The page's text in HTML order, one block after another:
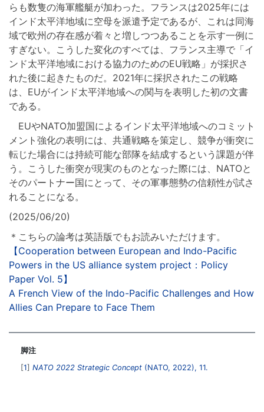
らも数隻の海軍艦艇が加わった。フランスは2025年には
インド太平洋地域に空母を派遣予定であるが、これは同海
域で欧州の存在感が着々と増しつつあることを示す一例に
すぎない。こうした変化のすべては、フランス主導で「イ
ンド太平洋地域における協力のためのEU戦略」が採択さ
れた後に起きたものだ。2021年に採択されたこの戦略
は、EUがインド太平洋地域への関与を表明した初の文書
である。
EUやNATO加盟国によるインド太平洋地域へのコミット
メント強化の表明には、共通戦略を策定し、競争が衝突に
転じた場合には持続可能な部隊を結成するという課題が伴
う。こうした衝突が現実のものとなった際には、NATOと
そのパートナー国にとって、その軍事態勢の信頼性が試さ
れることになる。
(2025/06/20)
＊こちらの論考は英語版でもお読みいただけます。
【Cooperation between European and Indo-Pacific
Powers in the US alliance system project：Policy
Paper Vol. 5】
A French View of the Indo-Pacific Challenges and How
Allies Can Prepare to Face Them
脚注
1
NATO 2022 Strategic Concept (NATO, 2022), 11.